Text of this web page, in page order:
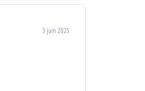
3 juin 2025